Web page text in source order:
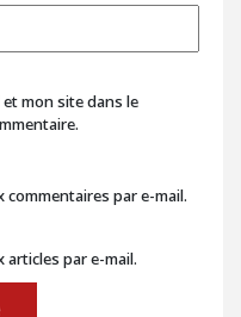
mon site dans le
par e-mail.
par e-mail.